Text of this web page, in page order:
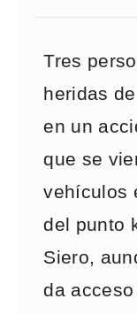
Tres
heridas
en un
que se
vehículos
del punto
Siero,
da